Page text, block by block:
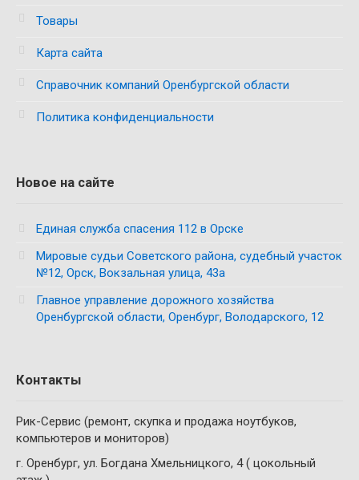
Товары
Карта сайта
Справочник компаний Оренбургской области
Политика конфиденциальности
Новое на сайте
Единая служба спасения 112 в Орске
Мировые судьи Советского района, судебный участок
№12, Орск, Вокзальная улица, 43а
Главное управление дорожного хозяйства
Оренбургской области, Оренбург, Володарского, 12
Контакты
Рик-Сервис (ремонт, скупка и продажа ноутбуков,
компьютеров и мониторов)
г. Оренбург, ул. Богдана Хмельницкого, 4 ( цокольный